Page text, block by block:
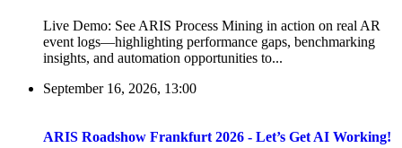
Live Demo: See ARIS Process Mining in action on real AR
event logs—highlighting performance gaps, benchmarking
insights, and automation opportunities to...
September 16, 2026, 13:00
ARIS Roadshow Frankfurt 2026 - Let’s Get AI Working!